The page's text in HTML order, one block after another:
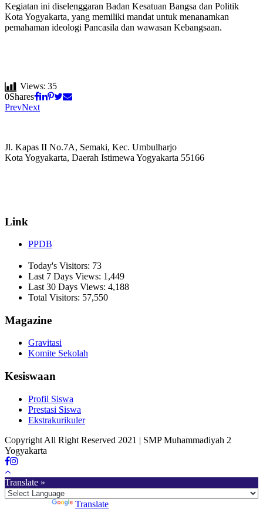
Kegiatan ini diselenggaran Badan Kesatuan Bangsa dan Politik
Kota Yogyakarta, yang memiliki mandat untuk menanamkan
pemahaman ideologi Pancasila dan wawasan Kebangsaan.
Views: 35
0Shares
PrevNext
Jl. Kapas II No.7A, Semaki, Kec. Umbulharjo
Kota Yogyakarta, Daerah Istimewa Yogyakarta 55166
Link
PPDB
Today's Visitors: 73
Last 7 Days Views: 1,449
Last 30 Days Views: 4,188
Total Visitors: 57,550
Magazine
Gravitasi
Komite Sekolah
Kesiswaan
Profil Siswa
Prestasi Siswa
Ekstrakurikuler
Copyright All Right Reserved 2021 | SMP Muhammadiyah 2
Yogyakarta
Translate »
Translate